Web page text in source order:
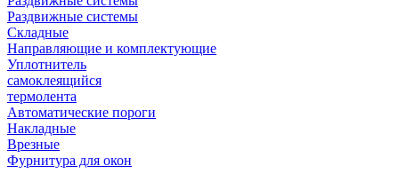
Раздвижные системы
Складные
Направляющие и комплектующие
Уплотнитель
самоклеящийся
термолента
Автоматические пороги
Накладные
Врезные
Фурнитура для окон